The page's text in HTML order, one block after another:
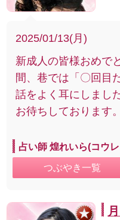
2025/01/13(月)
新成人の皆様おめで
間、巷では「〇回目
話をよく耳にしまし
お待ちしております。
占い師 煌れいら(コウ
つぶやき一覧